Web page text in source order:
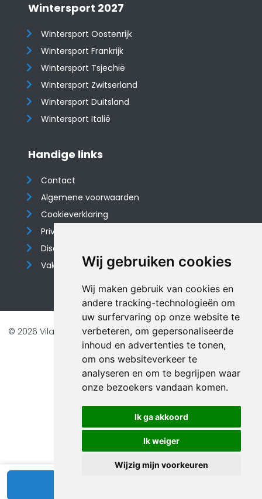
Wij gebruiken cookies
Wij maken gebruik van cookies en
andere tracking-technologieën om
uw surfervaring op onze website te
verbeteren, om gepersonaliseerde
inhoud en advertenties te tonen,
om ons websiteverkeer te
analyseren en om te begrijpen waar
onze bezoekers vandaan komen.
Ik ga akkoord
Ik weiger
Wijzig mijn voorkeuren
Wintersport 2027
Wintersport Oostenrijk
Wintersport Frankrijk
Wintersport Tsjechië
Wintersport Zwitserland
Wintersport Duitsland
Wintersport Italië
Handige links
Contact
Algemene voorwaarden
Cookieverklaring
Privacyverklaring
Disclaimer
Vakantiehuis website
© 2026 Vilando Vakantiehuizen |Website door FalcoTravel
Veilig online betalen met